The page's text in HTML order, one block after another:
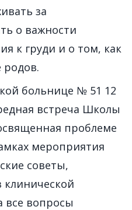
за
о важности
к груди и о том, как
родов.
больнице № 51 12
встреча Школы
проблеме
мероприятия
советы,
клинической
все вопросы